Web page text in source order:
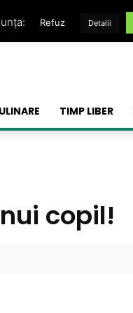
TIMP LIBER
copil!
Refuz Detalii